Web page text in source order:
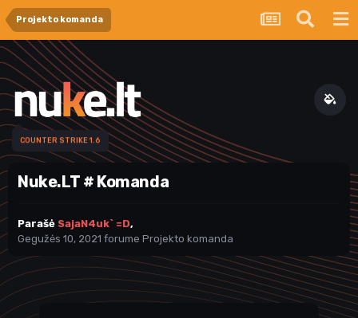
Projekto komanda
COUNTER STRIKE 1.6
Nuke.LT # Komanda
Parašė SajaN4uk` =D,
Gegužės 10, 2021 forume Projekto komanda